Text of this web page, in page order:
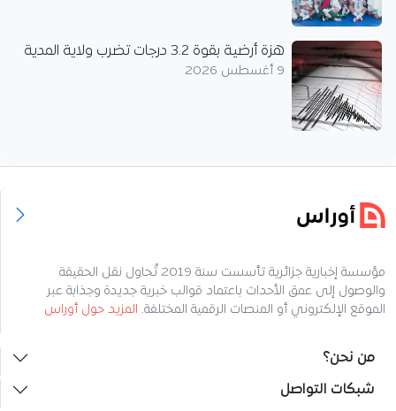
هزة أرضية بقوة 3.2 درجات تضرب ولاية المدية
9 أغسطس 2026
مؤسسة إخبارية جزائرية تأسست سنة 2019 تُحاول نقل الحقيقة
والوصول إلى عمق الأحداث باعتماد قوالب خبرية جديدة وجذابة عبر
الموقع الإلكتروني أو المنصات الرقمية المختلفة. المزيد حول أوراس
من نحن؟
شبكات التواصل